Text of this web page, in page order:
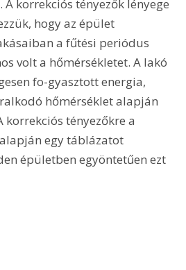
korrekciós tényezők lényege
hogy az épület
a fűtési periódus
volt a hőmérsékletet. A lakó
fo-gyasztott energia,
hőmérséklet alapján
korrekciós tényezőkre a
egy táblázatot
épületben egyöntetűen ezt